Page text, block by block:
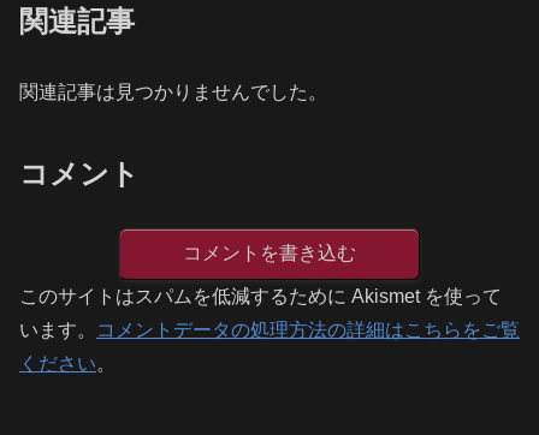
関連記事
関連記事は見つかりませんでした。
コメント
コメントを書き込む
このサイトはスパムを低減するために Akismet を使って
います。
コメントデータの処理方法の詳細はこちらをご覧
ください。